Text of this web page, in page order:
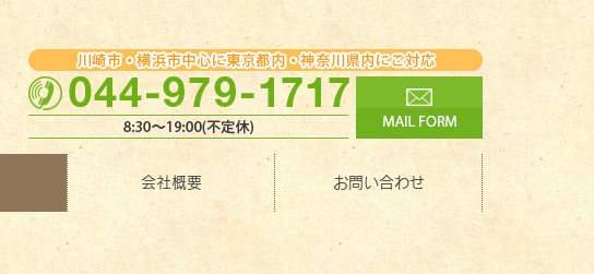
会社概要 お問い合わせ